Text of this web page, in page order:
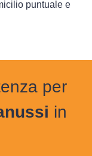
puntuale e
per
in